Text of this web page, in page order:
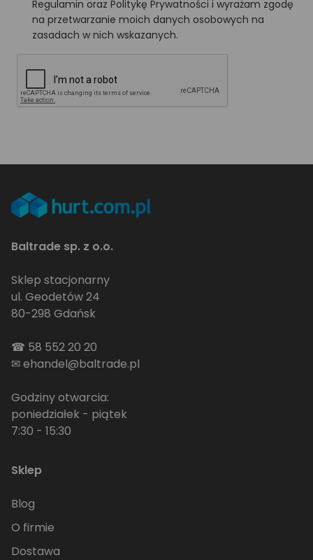
Regulamin oraz Politykę Prywatności i wyrażam zgodę
na przetwarzanie moich danych osobowych na
zasadach w nich wskazanych.
Baltrade sp. z o.o.
Sklep stacjonarny
ul. Geodetów 24
80-298 Gdańsk
☎ 58 552 20 20
✉ehandel@baltrade.pl
Godziny otwarcia:
poniedziałek - piątek
7:30 - 15:30
Sklep
Blog
O firmie
Dostawa